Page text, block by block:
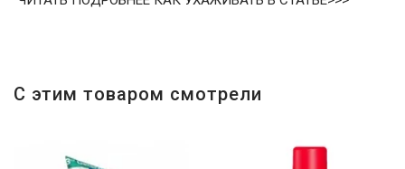
С этим товаром смотрели